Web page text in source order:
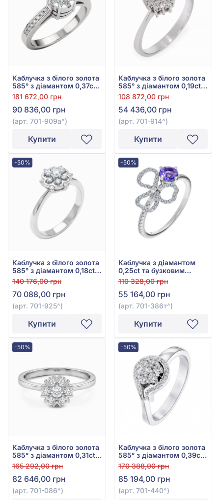
Каблучка з білого золота
585° з діамантом 0,37ct,
арт. 701-909а
181 672,00 грн
90 836,00 грн
(арт. 701-909а^)
Купити
Каблучка з білого золота
585° з діамантом 0,19ct,
арт. 701-914
108 872,00 грн
54 436,00 грн
(арт. 701-914^)
Купити
-50%
Каблучка з білого золота
585° з діамантом 0,18ct,
арт. 701-925
140 176,00 грн
70 088,00 грн
(арт. 701-925^)
Купити
-50%
Каблучка з діамантом
0,25ct та бузковим
танзанітом 0,54ct із
білого золота 585°, арт.
701-386т
110 328,00 грн
55 164,00 грн
(арт. 701-386т^)
Купити
-50%
Каблучка з білого золота
585° з діамантом 0,31ct,
арт. 701-086
165 292,00 грн
82 646,00 грн
(арт. 701-086^)
-50%
Каблучка з білого золота
585° з діамантом 0,39ct,
арт. 701-440
170 388,00 грн
85 194,00 грн
(арт. 701-440^)